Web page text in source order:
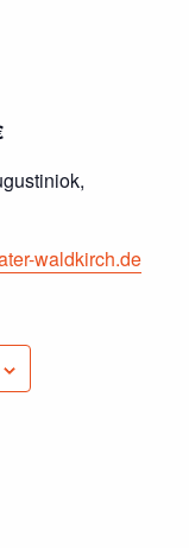
waldkirch.de